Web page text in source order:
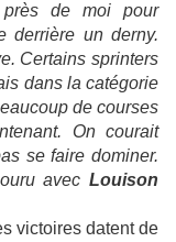
près de moi pour
derrière un derny.
Certains sprinters
dans la catégorie
de courses
On courait
se faire dominer.
avec Louison
victoires datent de